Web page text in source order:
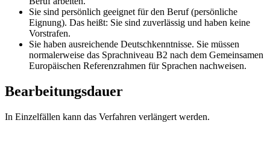
Sie sind persönlich geeignet für den Beruf (persönliche
Eignung). Das heißt: Sie sind zuverlässig und haben keine
Vorstrafen.
Sie haben ausreichende Deutschkenntnisse. Sie müssen
normalerweise das Sprachniveau B2 nach dem Gemeinsamen
Europäischen Referenzrahmen für Sprachen nachweisen.
Bearbeitungsdauer
In Einzelfällen kann das Verfahren verlängert werden.